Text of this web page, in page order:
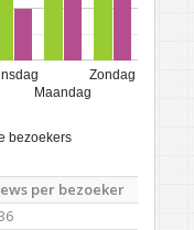
bezoekers
Maandag
Zondag
per bezoeker